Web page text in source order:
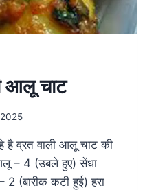
आलू चाट
व्रत वाली आलू चाट की
– 4 (उबले हुए) सेंधा
2 (बारीक कटी हुई) हरा